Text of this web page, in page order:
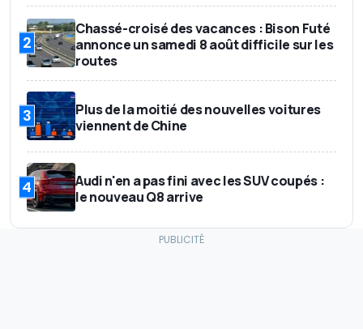
2
Chassé-croisé des vacances : Bison Futé
annonce un samedi 8 août difficile sur les
routes
3
Plus de la moitié des nouvelles voitures
viennent de Chine
4
Audi n'en a pas fini avec les SUV coupés :
le nouveau Q8 arrive